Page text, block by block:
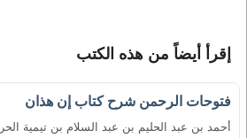
إقرأ أيضاً من هذه الكتب
فتوحات الرحمن شرح كتاب إن هذان
أحمد بن عبد الحليم بن عبد السلام بن تيمية